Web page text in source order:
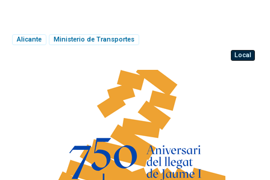
Alicante
Ministerio de Transportes
Local